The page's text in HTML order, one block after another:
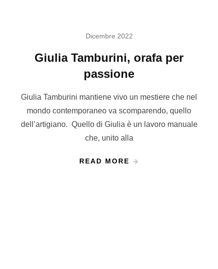
Dicembre 2022
Giulia Tamburini, orafa per
passione
Giulia Tamburini mantiene vivo un mestiere che nel
mondo contemporaneo va scomparendo, quello
dell’artigiano. Quello di Giulia è un lavoro manuale
che, unito alla
READ MORE